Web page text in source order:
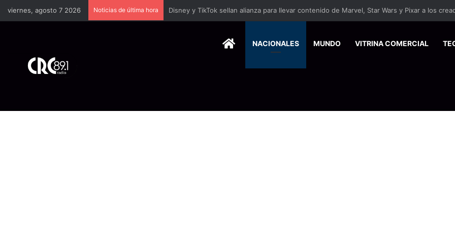
viernes, agosto 7 2026 Noticias de última hora TSE llevará a universitarios herramientas para enfrentar la desinformación en redes
HOMENACIONALES MUNDO VITRINA COMERCIAL